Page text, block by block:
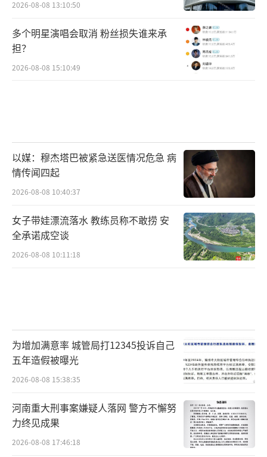
2026-08-08 13:10:50
多个明星演唱会取消 粉丝损失谁来承
担？
2026-08-08 15:10:49
以媒：穆杰塔巴被紧急送医情况危急 病
情传闻四起
2026-08-08 10:40:37
女子带娃漂流落水 教练员称不敢捞 安
全承诺成空谈
2026-08-08 10:11:18
为增加满意率 城管局打12345投诉自己
五年造假被曝光
2026-08-08 15:38:35
河南重大刑事案嫌疑人落网 警方不懈努
力终见成果
2026-08-08 17:46:18